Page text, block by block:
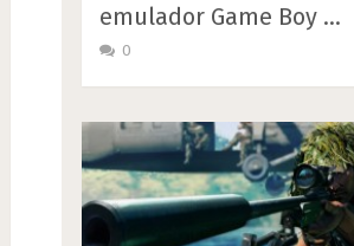
emulador Game Boy …
0